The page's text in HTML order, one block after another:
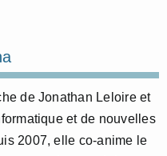
de Jonathan Leloire et
et de nouvelles
2007, elle co-anime le